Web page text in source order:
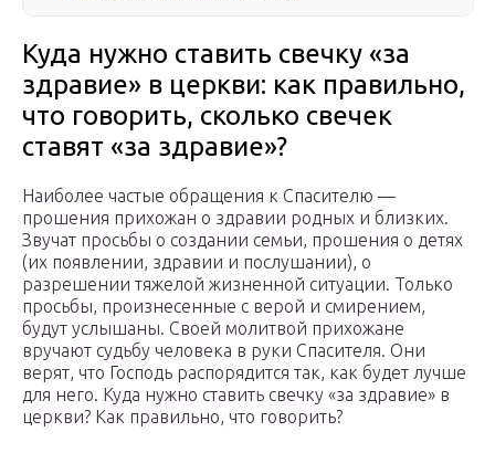
Куда нужно ставить свечку «за
здравие» в церкви: как правильно,
что говорить, сколько свечек
ставят «за здравие»?
Наиболее частые обращения к Спасителю —
прошения прихожан о здравии родных и близких.
Звучат просьбы о создании семьи, прошения о детях
(их появлении, здравии и послушании), о
разрешении тяжелой жизненной ситуации. Только
просьбы, произнесенные с верой и смирением,
будут услышаны. Своей молитвой прихожане
вручают судьбу человека в руки Спасителя. Они
верят, что Господь распорядится так, как будет лучше
для него. Куда нужно ставить свечку «за здравие» в
церкви? Как правильно, что говорить?